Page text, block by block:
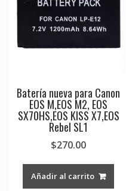
Batería nueva para Canon
EOS M,EOS M2, EOS
SX70HS,EOS KISS X7,EOS
Rebel SL1
$270.00
Añadir al carrito